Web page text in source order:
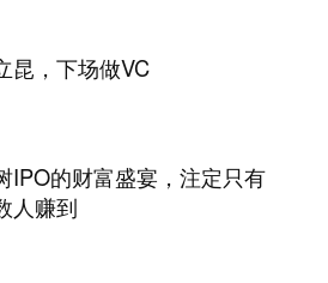
昆，下场做VC
IPO的财富盛宴，注定只有
人赚到